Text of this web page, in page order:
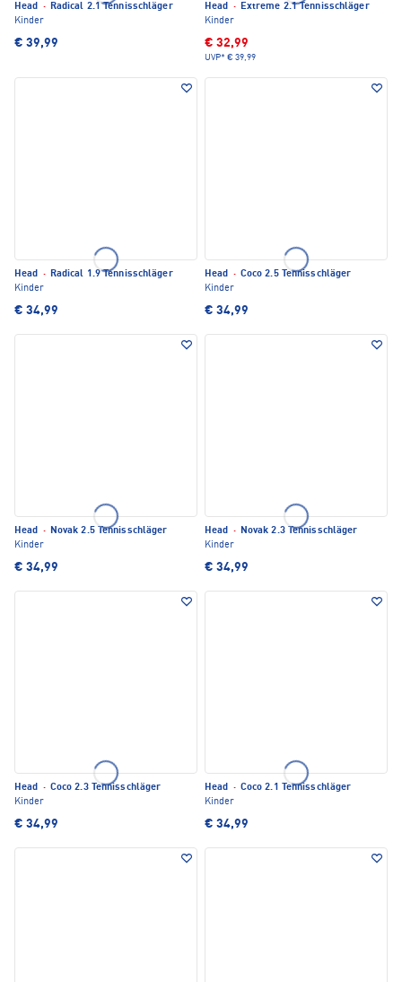
Head · Radical 2.1 Tennisschläger
Kinder
€ 39,99
Head · Extreme 2.1 Tennisschläger
Kinder
€ 32,99
UVP* € 39,99
Head · Radical 1.9 Tennisschläger
Kinder
€ 34,99
Head · Coco 2.5 Tennisschläger
Kinder
€ 34,99
Head · Novak 2.5 Tennisschläger
Kinder
€ 34,99
Head · Novak 2.3 Tennisschläger
Kinder
€ 34,99
Head · Coco 2.3 Tennisschläger
Kinder
€ 34,99
Head · Coco 2.1 Tennisschläger
Kinder
€ 34,99